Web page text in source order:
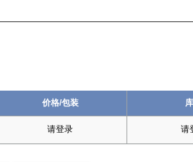
价格/包装
请登录 请